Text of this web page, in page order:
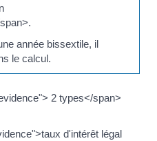
année bissextile, il
le calcul.
2 types</span>
d'intérêt légal